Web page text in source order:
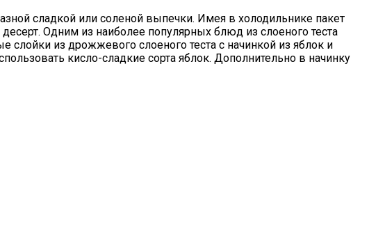
сладкой или соленой выпечки. Имея в холодильнике пакет
Одним из наиболее популярных блюд из слоеного теста
слойки из дрожжевого слоеного теста с начинкой из яблок и
кисло-сладкие сорта яблок. Дополнительно в начинку